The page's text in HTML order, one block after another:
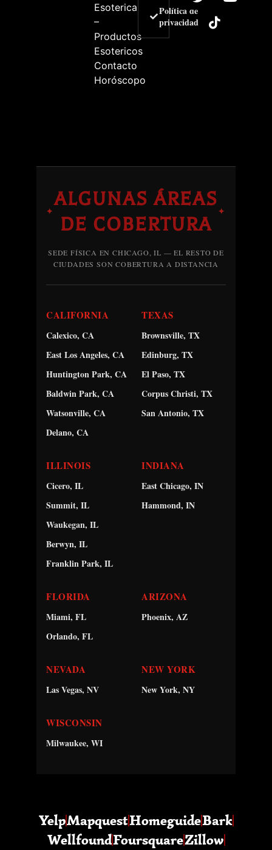
Esoterica
–
Productos
Esotericos
Contacto
Horóscopo
Política de
privacidad
✦
ALGUNAS ÁREAS
DE COBERTURA
✦
SEDE FÍSICA EN CHICAGO, IL — EL RESTO DE
CIUDADES SON COBERTURA A DISTANCIA
CALIFORNIA
Calexico, CA
East Los Angeles, CA
Huntington Park, CA
Baldwin Park, CA
Watsonville, CA
Delano, CA
TEXAS
Brownsville, TX
Edinburg, TX
El Paso, TX
Corpus Christi, TX
San Antonio, TX
ILLINOIS
Cicero, IL
Summit, IL
Waukegan, IL
Berwyn, IL
Franklin Park, IL
INDIANA
East Chicago, IN
Hammond, IN
FLORIDA
Miami, FL
Orlando, FL
ARIZONA
Phoenix, AZ
NEVADA
Las Vegas, NV
NEW YORK
New York, NY
WISCONSIN
Milwaukee, WI
YelpMapquestHomeguideBark
WellfoundFoursquareZillow